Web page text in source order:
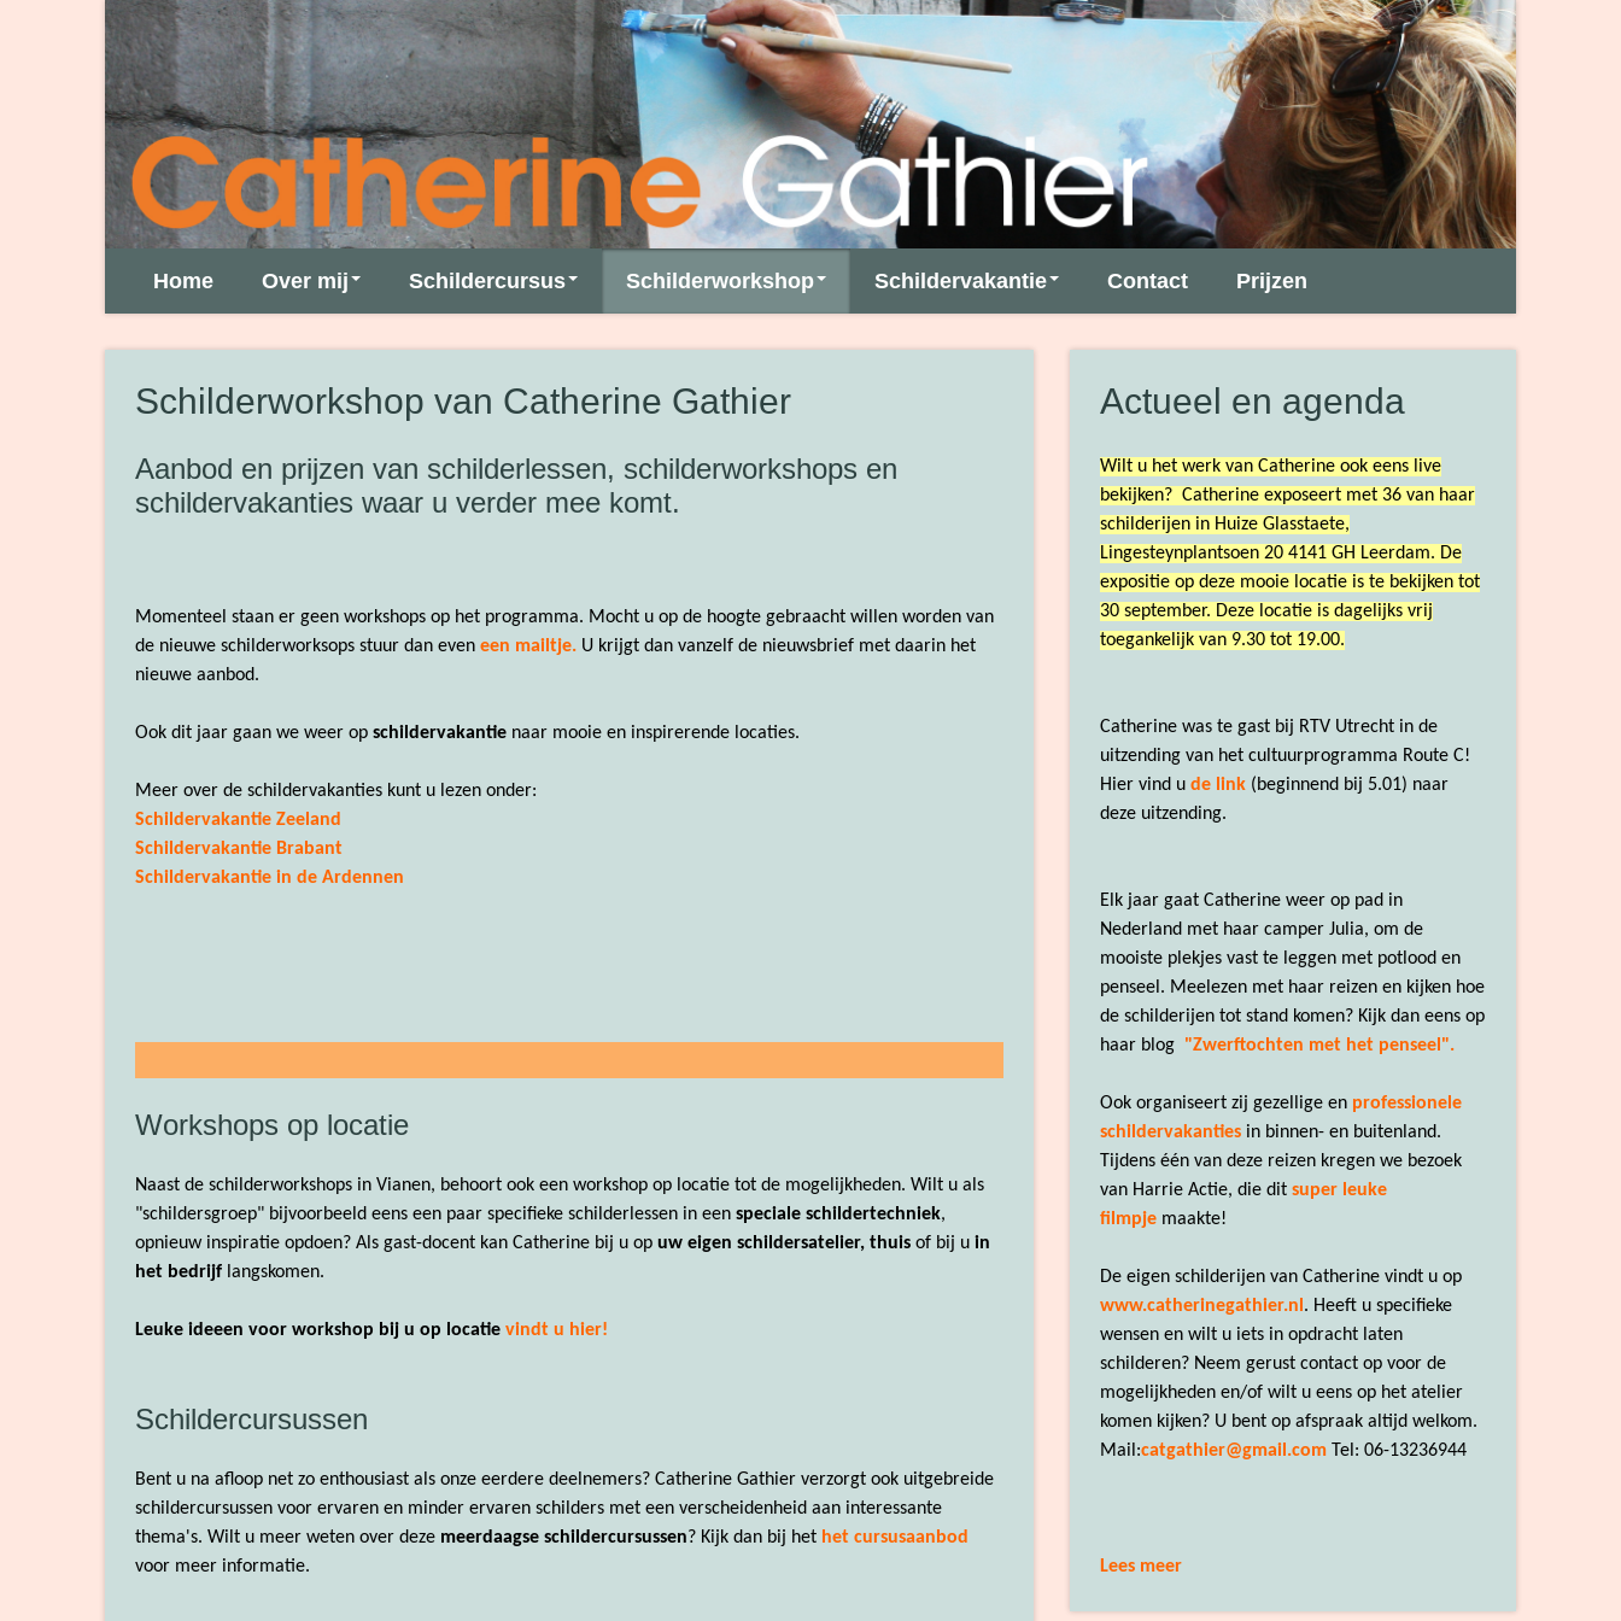
Home Over mij Schildercursus Schilderworkshop Schildervakantie Contact Prijzen
Schilderworkshop van Catherine Gathier
Aanbod en prijzen van schilderlessen, schilderworkshops en
schildervakanties waar u verder mee komt.
Momenteel staan er geen workshops op het programma. Mocht u op de hoogte gebraacht willen worden van
de nieuwe schilderworksops stuur dan even een mailtje. U krijgt dan vanzelf de nieuwsbrief met daarin het
nieuwe aanbod.
Ook dit jaar gaan we weer op schildervakantie naar mooie en inspirerende locaties.
Meer over de schildervakanties kunt u lezen onder:
Schildervakantie Zeeland
Schildervakantie Brabant
Schildervakantie in de Ardennen
Workshops op locatie
Naast de schilderworkshops in Vianen, behoort ook een workshop op locatie tot de mogelijkheden. Wilt u als
"schildersgroep" bijvoorbeeld eens een paar specifieke schilderlessen in een speciale schildertechniek,
opnieuw inspiratie opdoen? Als gast-docent kan Catherine bij u op uw eigen schildersatelier, thuis of bij u in
het bedrijf langskomen.
Leuke ideeen voor workshop bij u op locatie vindt u hier!
Schildercursussen
Bent u na afloop net zo enthousiast als onze eerdere deelnemers? Catherine Gathier verzorgt ook uitgebreide
schildercursussen voor ervaren en minder ervaren schilders met een verscheidenheid aan interessante
thema's. Wilt u meer weten over deze meerdaagse schildercursussen? Kijk dan bij het het cursusaanbod
voor meer informatie.
Actueel en agenda
Wilt u het werk van Catherine ook eens live
bekijken? Catherine exposeert met 36 van haar
schilderijen in Huize Glasstaete,
Lingesteynplantsoen 20 4141 GH Leerdam. De
expositie op deze mooie locatie is te bekijken tot
30 september. Deze locatie is dagelijks vrij
toegankelijk van 9.30 tot 19.00.
Catherine was te gast bij RTV Utrecht in de
uitzending van het cultuurprogramma Route C!
Hier vind u de link (beginnend bij 5.01) naar
deze uitzending.
Elk jaar gaat Catherine weer op pad in
Nederland met haar camper Julia, om de
mooiste plekjes vast te leggen met potlood en
penseel. Meelezen met haar reizen en kijken hoe
de schilderijen tot stand komen? Kijk dan eens op
haar blog "Zwerftochten met het penseel".
Ook organiseert zij gezellige en professionele
schildervakanties in binnen- en buitenland.
Tijdens één van deze reizen kregen we bezoek
van Harrie Actie, die dit super leuke
filmpje maakte!
De eigen schilderijen van Catherine vindt u op
www.catherinegathier.nl . Heeft u specifieke
wensen en wilt u iets in opdracht laten
schilderen? Neem gerust contact op voor de
mogelijkheden en/of wilt u eens op het atelier
komen kijken? U bent op afspraak altijd welkom.
Mail:catgathier@gmail.com Tel: 06-13236944
Lees meer